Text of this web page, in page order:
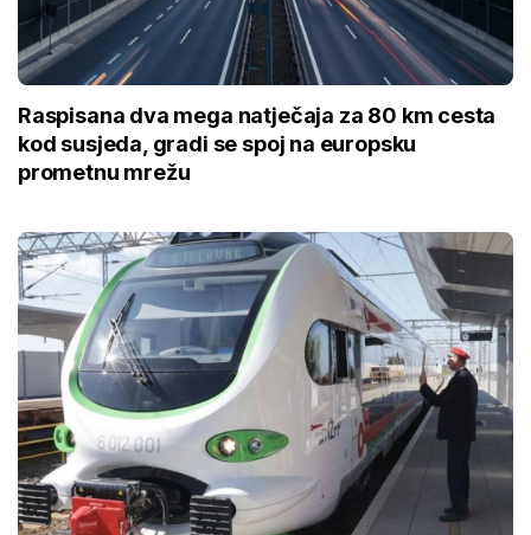
Raspisana dva mega natječaja za 80 km cesta
kod susjeda, gradi se spoj na europsku
prometnu mrežu